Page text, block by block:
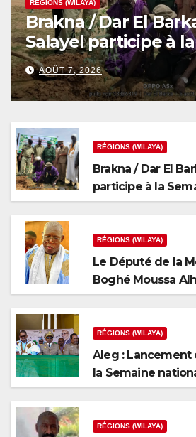
RÉGIONS (WILAYA)
Brakna / Dar El Barka : l’ADC-
Salayel participe à
nationale de l’arbre
AOÛT 7, 2026
RÉGIONS (WILAYA)
Brakna / Dar El Barka : l’ADC-Salayel
participe à la
l’arbre
RÉGIONS (WILAYA)
Le Député de la
Boghé Moussa
RÉGIONS (WILAYA)
Aleg :
la Semaine
niveau de la
RÉGIONS (WILAYA)